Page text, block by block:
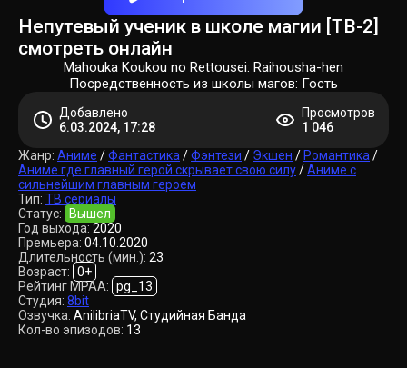
Непутевый ученик в школе магии [ТВ-2]
смотреть онлайн
Mahouka Koukou no Rettousei: Raihousha-hen
Посредственность из школы магов: Гость
Добавлено
6.03.2024, 17:28
Просмотров
1 046
Жанр: Аниме /Фантастика/Фэнтези / Экшен / Романтика/
Аниме где главный герой скрывает свою силу/Аниме с
сильнейшим главным героем
Тип: ТВ сериалы
Статус:
Вышел
Год выхода: 2020
Премьера: 04.10.2020
Длительность (мин.): 23
Возраст: 0+
Рейтинг MPAA: pg_13
Студия: 8bit
Озвучка: AnilibriaTV, Студийная Банда
Кол-во эпизодов: 13